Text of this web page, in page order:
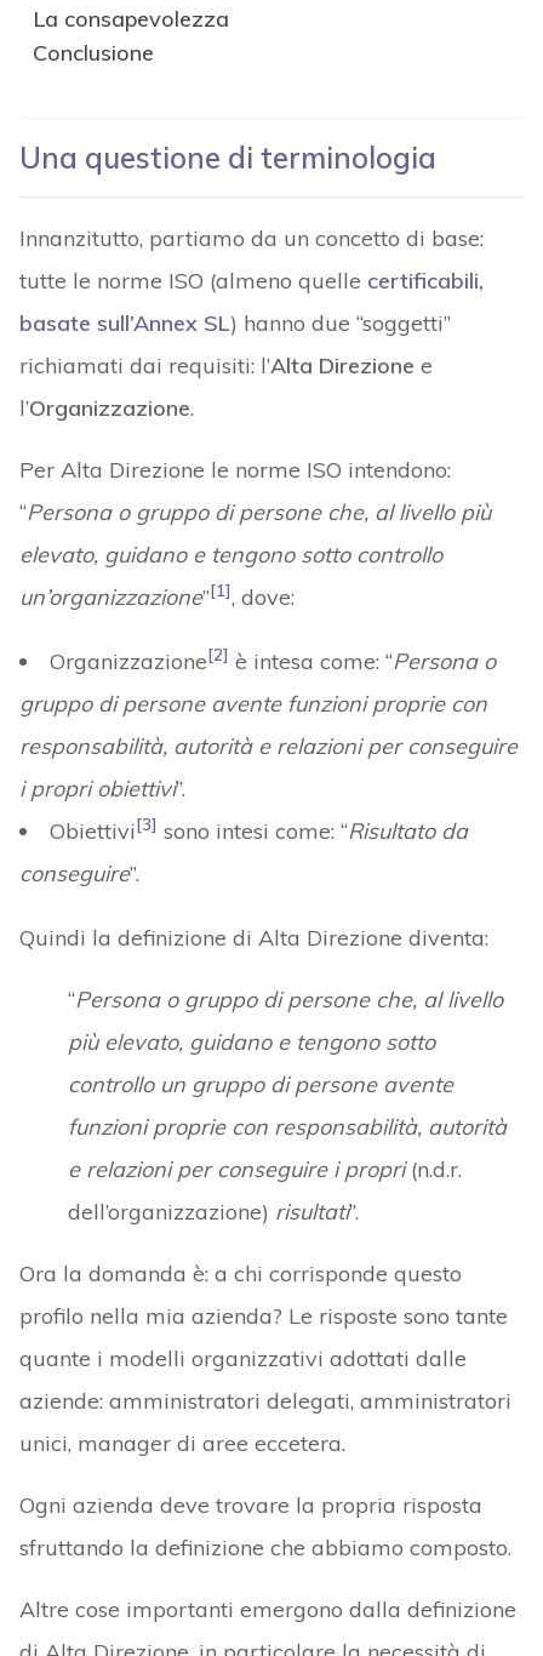
La consapevolezza
Conclusione
Una questione di terminologia
Innanzitutto, partiamo da un concetto di base:
tutte le norme ISO (almeno quelle certificabili,
basate sull’Annex SL) hanno due “soggetti”
richiamati dai requisiti: l’Alta Direzione e
l’Organizzazione.
Per Alta Direzione le norme ISO intendono:
“Persona o gruppo di persone che, al livello più
elevato, guidano e tengono sotto controllo
un’organizzazione”[1], dove:
Organizzazione[2] è intesa come: “Persona o
gruppo di persone avente funzioni proprie con
responsabilità, autorità e relazioni per conseguire
i propri obiettivi”.
Obiettivi[3] sono intesi come: “Risultato da
conseguire”.
Quindi la definizione di Alta Direzione diventa:
“Persona o gruppo di persone che, al livello
più elevato, guidano e tengono sotto
controllo un gruppo di persone avente
funzioni proprie con responsabilità, autorità
e relazioni per conseguire i propri(n.d.r.
dell’organizzazione) risultati”.
Ora la domanda è: a chi corrisponde questo
profilo nella mia azienda? Le risposte sono tante
quante i modelli organizzativi adottati dalle
aziende: amministratori delegati, amministratori
unici, manager di aree eccetera.
Ogni azienda deve trovare la propria risposta
sfruttando la definizione che abbiamo composto.
Altre cose importanti emergono dalla definizione